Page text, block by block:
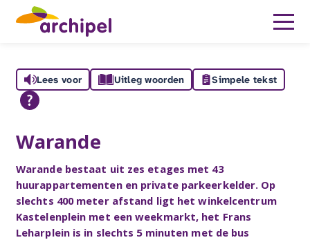
Lees voor Uitleg woorden Simpele tekst
Warande
Warande bestaat uit zes etages met 43
huurappartementen en private parkeerkelder. Op
slechts 400 meter afstand ligt het winkelcentrum
Kastelenplein met een weekmarkt, het Frans
Leharplein is in slechts 5 minuten met de bus